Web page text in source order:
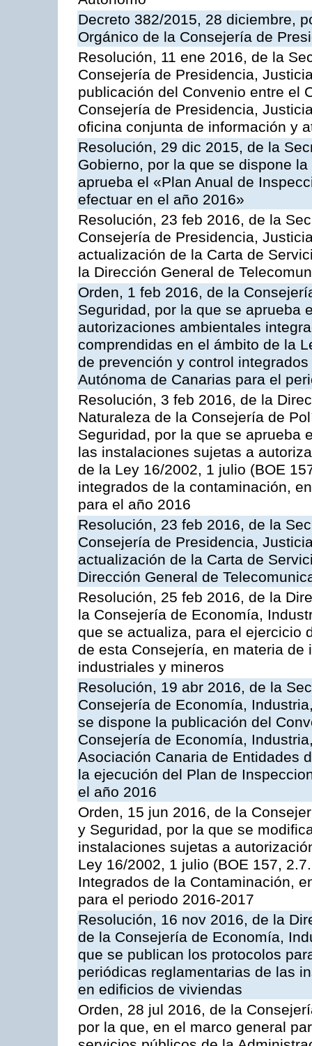
Decreto 382/2015, 28 diciembre,
Orgánico de la Consejería de
Resolución, 11 ene 2016, de la
Consejería de Presidencia,
publicación del Convenio entre el
Consejería de Presidencia,
oficina conjunta de información y
Resolución, 29 dic 2015, de la
Gobierno, por la que se dispone
aprueba el «Plan Anual de
efectuar en el año 2016»
Resolución, 23 feb 2016, de la
Consejería de Presidencia,
actualización de la Carta de
la Dirección General de
Orden, 1 feb 2016, de la
Seguridad, por la que se aprueba
autorizaciones ambientales
comprendidas en el ámbito de la
de prevención y control
Autónoma de Canarias para el
Resolución, 3 feb 2016, de la
Naturaleza de la Consejería de
Seguridad, por la que se aprueba
las instalaciones sujetas a
de la Ley 16/2002, 1 julio (BOE
integrados de la contaminación,
para el año 2016
Resolución, 23 feb 2016, de la
Consejería de Presidencia,
actualización de la Carta de
Dirección General de
Resolución, 25 feb 2016, de la
la Consejería de Economía,
que se actualiza, para el ejercicio
de esta Consejería, en materia
industriales y mineros
Resolución, 19 abr 2016, de la
Consejería de Economía,
se dispone la publicación del
Consejería de Economía,
Asociación Canaria de Entidades
la ejecución del Plan de
el año 2016
Orden, 15 jun 2016, de la
y Seguridad, por la que se
instalaciones sujetas a
Ley 16/2002, 1 julio (BOE 157,
Integrados de la Contaminación,
para el periodo 2016-2017
Resolución, 16 nov 2016, de la
de la Consejería de Economía,
que se publican los protocolos
periódicas reglamentarias de las
en edificios de viviendas
Orden, 28 jul 2016, de la
por la que, en el marco general